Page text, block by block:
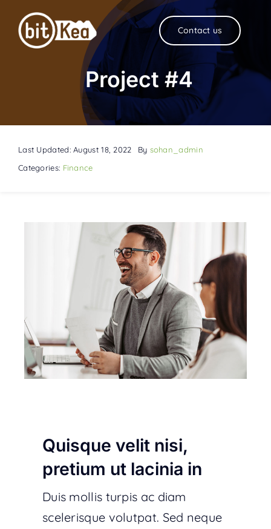
content
Contact us
Project #4
Last Updated: August 18, 2022 By sohan_admin
Categories: Finance
Quisque velit nisi,
pretium ut lacinia in
Duis mollis turpis ac diam
scelerisque volutpat. Sed neque